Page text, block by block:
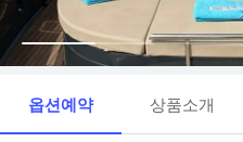
옵션예약 상품소개